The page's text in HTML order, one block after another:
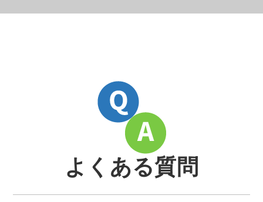
よくある質問